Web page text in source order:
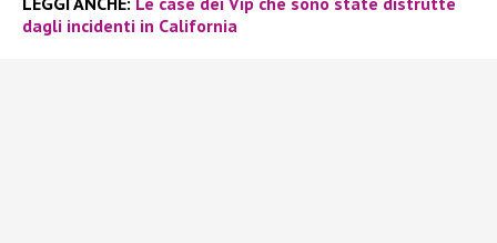
dagli incidenti in California